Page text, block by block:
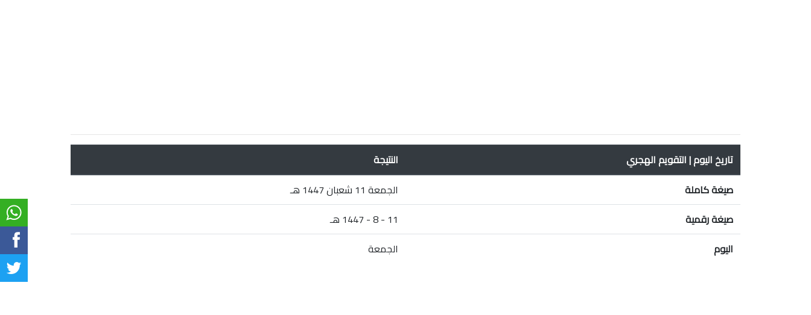
تاريخ اليوم | التقويم الهجري
النتيجة
صيغة كاملة
الجمعة 11 شعبان 1447 هـ
صيغة رقمية
11 - 8 - 1447 هـ
اليوم
الجمعة